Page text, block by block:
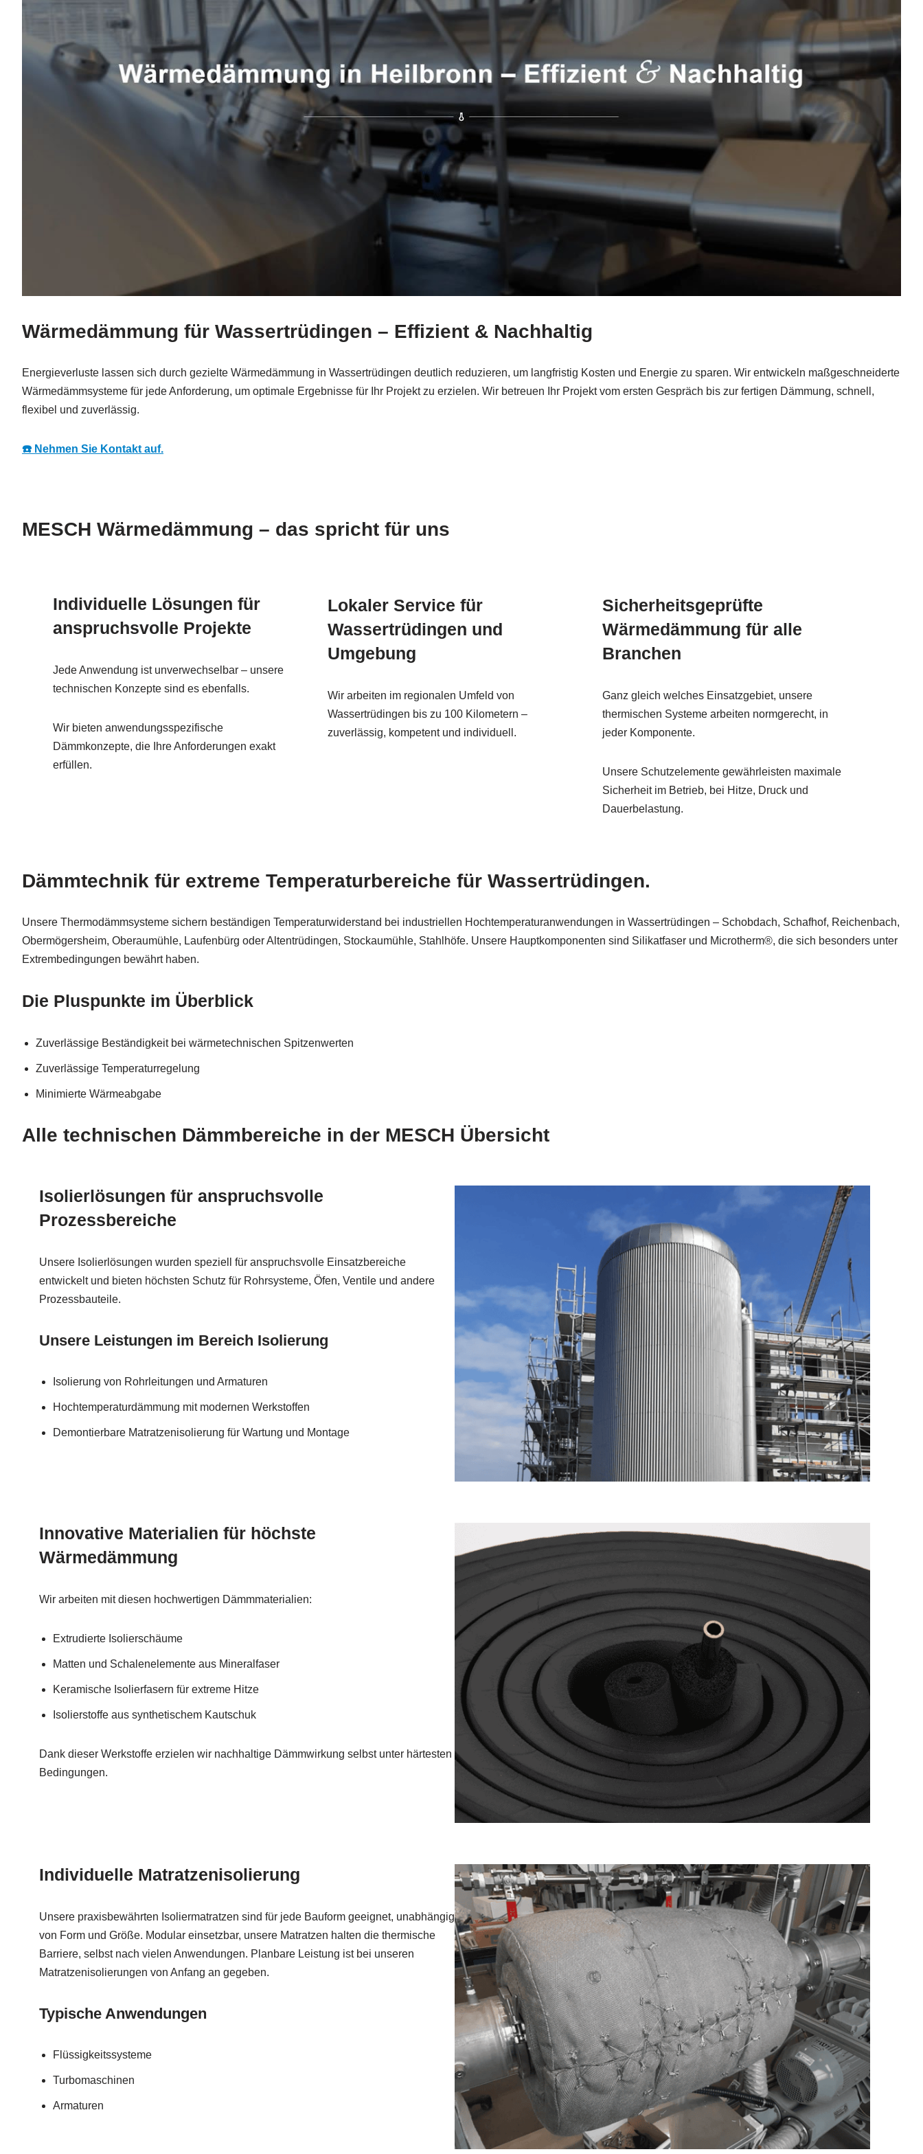
Wärmedämmung für Wassertrüdingen – Effizient & Nachhaltig
Energieverluste lassen sich durch gezielte Wärmedämmung in Wassertrüdingen deutlich reduzieren, um langfristig Kosten und Energie zu sparen. Wir entwickeln maßgeschneiderte
Wärmedämmsysteme für jede Anforderung, um optimale Ergebnisse für Ihr Projekt zu erzielen. Wir betreuen Ihr Projekt vom ersten Gespräch bis zur fertigen Dämmung, schnell,
flexibel und zuverlässig.
☎️ Nehmen Sie Kontakt auf.
MESCH Wärmedämmung – das spricht für uns
Individuelle Lösungen für
anspruchsvolle Projekte
Jede Anwendung ist unverwechselbar – unsere
technischen Konzepte sind es ebenfalls.
Wir bieten anwendungsspezifische
Dämmkonzepte, die Ihre Anforderungen exakt
erfüllen.
Lokaler Service für
Wassertrüdingen und
Umgebung
Wir arbeiten im regionalen Umfeld von
Wassertrüdingen bis zu 100 Kilometern –
zuverlässig, kompetent und individuell.
Sicherheitsgeprüfte
Wärmedämmung für alle
Branchen
Ganz gleich welches Einsatzgebiet, unsere
thermischen Systeme arbeiten normgerecht, in
jeder Komponente.
Unsere Schutzelemente gewährleisten maximale
Sicherheit im Betrieb, bei Hitze, Druck und
Dauerbelastung.
Dämmtechnik für extreme Temperaturbereiche für Wassertrüdingen.
Unsere Thermodämmsysteme sichern beständigen Temperaturwiderstand bei industriellen Hochtemperaturanwendungen in Wassertrüdingen – Schobdach, Schafhof, Reichenbach,
Obermögersheim, Oberaumühle, Laufenbürg oder Altentrüdingen, Stockaumühle, Stahlhöfe. Unsere Hauptkomponenten sind Silikatfaser und Microtherm®, die sich besonders unter
Extrembedingungen bewährt haben.
Die Pluspunkte im Überblick
Zuverlässige Beständigkeit bei wärmetechnischen Spitzenwerten
Zuverlässige Temperaturregelung
Minimierte Wärmeabgabe
Alle technischen Dämmbereiche in der MESCH Übersicht
Isolierlösungen für anspruchsvolle
Prozessbereiche
Unsere Isolierlösungen wurden speziell für anspruchsvolle Einsatzbereiche
entwickelt und bieten höchsten Schutz für Rohrsysteme, Öfen, Ventile und andere
Prozessbauteile.
Unsere Leistungen im Bereich Isolierung
Isolierung von Rohrleitungen und Armaturen
Hochtemperaturdämmung mit modernen Werkstoffen
Demontierbare Matratzenisolierung für Wartung und Montage
Innovative Materialien für höchste
Wärmedämmung
Wir arbeiten mit diesen hochwertigen Dämmmaterialien:
Extrudierte Isolierschäume
Matten und Schalenelemente aus Mineralfaser
Keramische Isolierfasern für extreme Hitze
Isolierstoffe aus synthetischem Kautschuk
Dank dieser Werkstoffe erzielen wir nachhaltige Dämmwirkung selbst unter härtesten
Bedingungen.
Individuelle Matratzenisolierung
Unsere praxisbewährten Isoliermatratzen sind für jede Bauform geeignet, unabhängig
von Form und Größe. Modular einsetzbar, unsere Matratzen halten die thermische
Barriere, selbst nach vielen Anwendungen. Planbare Leistung ist bei unseren
Matratzenisolierungen von Anfang an gegeben.
Typische Anwendungen
Flüssigkeitssysteme
Turbomaschinen
Armaturen